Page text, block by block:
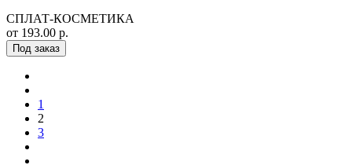
СПЛАТ-КОСМЕТИКА
от 193.00 р.
Под заказ
1
2
3